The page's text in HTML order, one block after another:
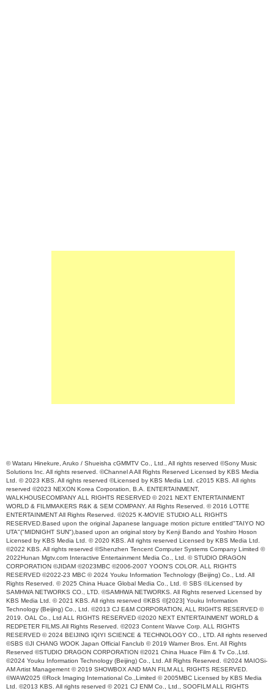
© Wataru Hinekure, Aruko / Shueisha cGMMTV Co., Ltd., All rights reserved ©Sony Music
Solutions Inc. All rights reserved. ©Channel A All Rights Reserved Licensed by KBS Media
Ltd. © 2023 KBS. All rights reserved ©Licensed by KBS Media Ltd. c2015 KBS. All rights
reserved ©2023 NEXON Korea Corporation, B.A. ENTERTAINMENT,
WALKHOUSECOMPANY ALL RIGHTS RESERVED © 2021 NEXT ENTERTAINMENT
WORLD & FILMMAKERS R&K & SEM COMPANY. All Rights Reserved. © 2016 LOTTE
ENTERTAINMENT All Rights Reserved. ©2025 K-MOVIE STUDIO ALL RIGHTS
RESERVED.Based upon the original Japanese language motion picture entitled"TAIYO NO
UTA"("MIDNIGHT SUN"),based upon an original story by Kenji Bando and Yoshiro Hoson
Licensed by KBS Media Ltd. © 2020 KBS. All rights reserved Licensed by KBS Media Ltd.
©2022 KBS. All rights reserved ©Shenzhen Tencent Computer Systems Company Limited ©
2022Hunan Mgtv.com Interactive Entertainment Media Co., Ltd. © STUDIO DRAGON
CORPORATION ©JIDAM ©2023MBC ©2006-2007 YOON'S COLOR. ALL RIGHTS
RESERVED ©2022-23 MBC © 2024 Youku Information Technology (Beijing) Co., Ltd. All
Rights Reserved. © 2025 China Huace Global Media Co., Ltd. © SBS ©Licensed by
SAMHWA NETWORKS CO., LTD. ©SAMHWA NETWORKS. All Rights reserved Licensed by
KBS Media Ltd. © 2021 KBS. All rights reserved ©KBS ©[2023] Youku Information
Technology (Beijing) Co., Ltd. ©2013 CJ E&M CORPORATION, ALL RIGHTS RESERVED ©
2019. OAL Co., Ltd ALL RIGHTS RESERVED ©2020 NEXT ENTERTAINMENT WORLD &
REDPETER FILMS.All Rights Reserved. ©2023 Content Wavve Corp. ALL RIGHTS
RESERVED © 2024 BEIJING IQIYI SCIENCE & TECHNOLOGY CO., LTD. All rights reserved
©SBS ©JI CHANG WOOK Japan Official Fanclub © 2019 Warner Bros. Ent. All Rights
Reserved ©STUDIO DRAGON CORPORATION ©2021 China Huace Film & Tv Co.,Ltd.
©2024 Youku Information Technology (Beijing) Co., Ltd. All Rights Reserved. ©2024 MAIOSi-
AM Artist Management © 2019 SHOWBOX AND MAN FILM ALL RIGHTS RESERVED.
©WAW2025 ©Rock Imaging International Co.,Limited © 2005MBC Licensed by KBS Media
Ltd. ©2013 KBS. All rights reserved © 2021 CJ ENM Co., Ltd., SOOFILM ALL RIGHTS